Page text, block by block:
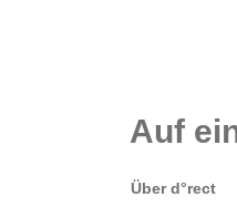
Auf
Über d°rect